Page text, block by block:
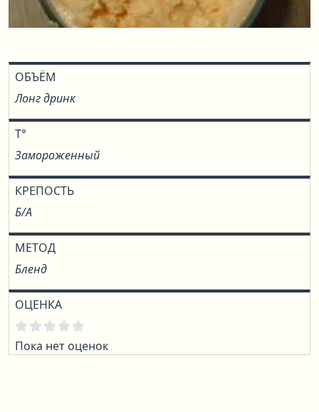
ОБЪЁМ
Лонг дринк
T°
Замороженный
КРЕПОСТЬ
Б/А
МЕТОД
Бленд
ОЦЕНКА
Пока нет оценок